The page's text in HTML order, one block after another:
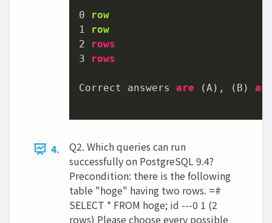
0
row
1
row
2
rows
3
rows
Correct answers are (A), (B)
4.
Q2. Which queries can run
successfully on PostgreSQL 9.4?
Precondition: there is the following
table "hoge" having two rows. =#
SELECT * FROM hoge; id ---0 1 (2
rows) Please choose every possible